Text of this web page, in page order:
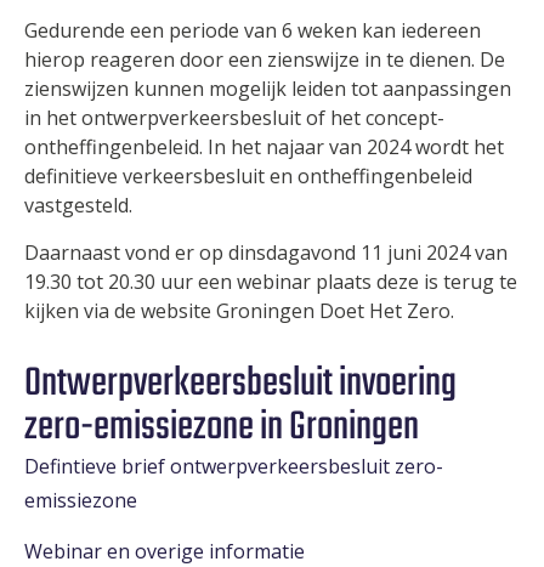
Gedurende een periode van 6 weken kan iedereen
hierop reageren door een zienswijze in te dienen. De
zienswijzen kunnen mogelijk leiden tot aanpassingen
in het ontwerpverkeersbesluit of het concept-
ontheffingenbeleid. In het najaar van 2024 wordt het
definitieve verkeersbesluit en ontheffingenbeleid
vastgesteld.
Daarnaast vond er op dinsdagavond 11 juni 2024 van
19.30 tot 20.30 uur een webinar plaats deze is terug te
kijken via de website Groningen Doet Het Zero.
Ontwerpverkeersbesluit invoering
zero-emissiezone in Groningen
Defintieve brief ontwerpverkeersbesluit zero-
emissiezone
Webinar en overige informatie